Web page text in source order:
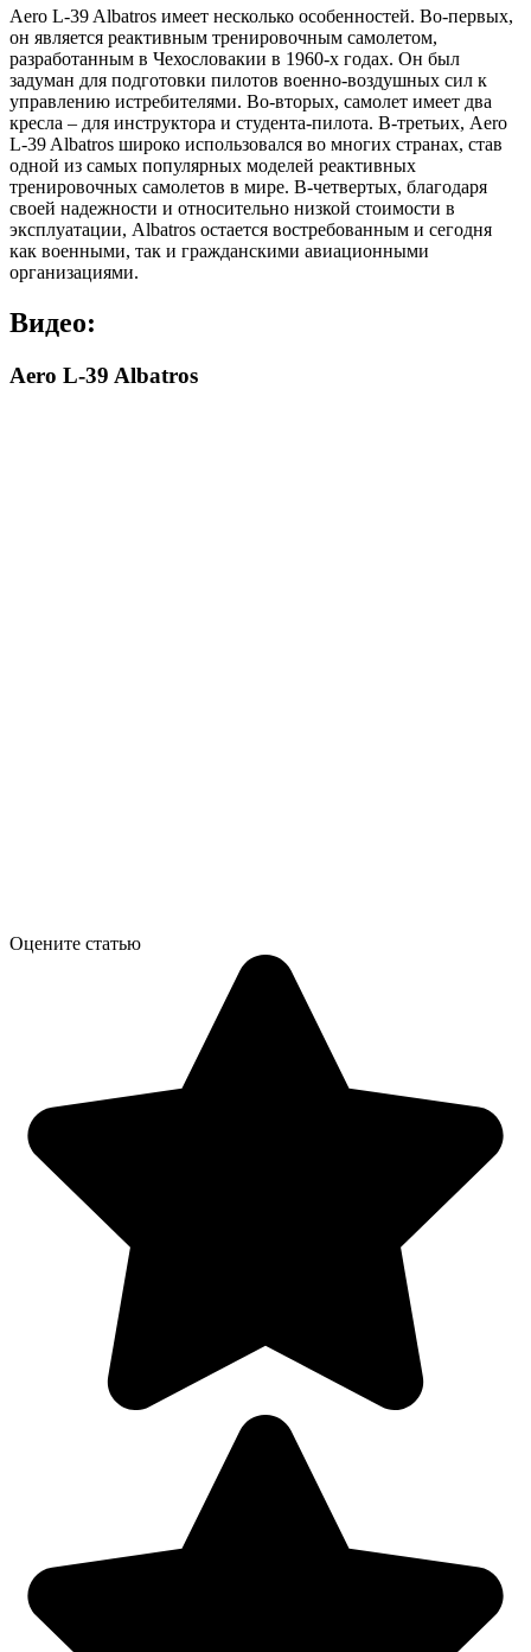
Aero L-39 Albatros имеет несколько особенностей. Во-первых,
он является реактивным тренировочным самолетом,
разработанным в Чехословакии в 1960-х годах. Он был
задуман для подготовки пилотов военно-воздушных сил к
управлению истребителями. Во-вторых, самолет имеет два
кресла – для инструктора и студента-пилота. В-третьих, Aero
L-39 Albatros широко использовался во многих странах, став
одной из самых популярных моделей реактивных
тренировочных самолетов в мире. В-четвертых, благодаря
своей надежности и относительно низкой стоимости в
эксплуатации, Albatros остается востребованным и сегодня
как военными, так и гражданскими авиационными
организациями.
Видео:
Aero L-39 Albatros
Оцените статью